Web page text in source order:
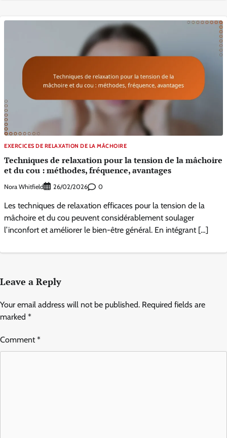
EXERCICES DE RELAXATION DE LA MÂCHOIRE
Techniques de relaxation pour la tension de la mâchoire
et du cou : méthodes, fréquence, avantages
Nora Whitfield 26/02/2026 0
Les techniques de relaxation efficaces pour la tension de la
mâchoire et du cou peuvent considérablement soulager
l’inconfort et améliorer le bien-être général. En intégrant […]
Leave a Reply
Your email address will not be published. Required fields are
marked *
Comment*